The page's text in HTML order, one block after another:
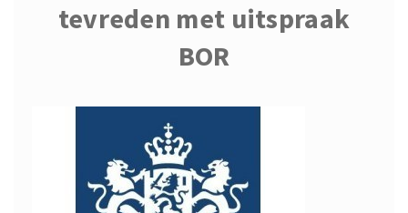
tevreden met uitspraak
BOR